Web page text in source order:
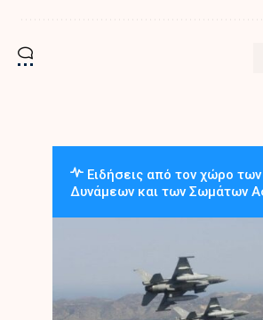
Ειδήσεις από τον χώρο
Δυνάμεων και των Σωμάτων